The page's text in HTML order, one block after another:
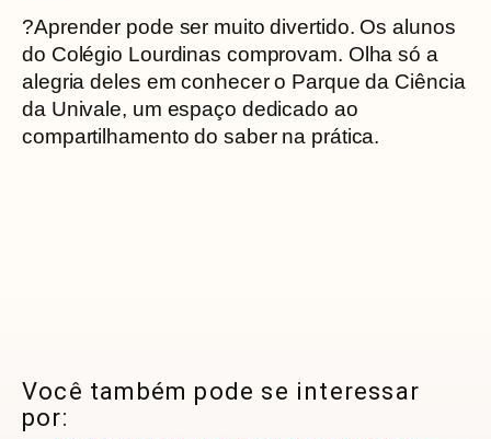
?Aprender pode ser muito divertido. Os alunos
do Colégio Lourdinas comprovam. Olha só a
alegria deles em conhecer o Parque da Ciência
da Univale, um espaço dedicado ao
compartilhamento do saber na prática.
Você também pode se interessar
por: